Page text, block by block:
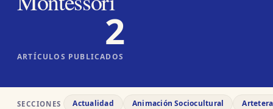
2
ARTÍCULOS PUBLICADOS
SECCIONES Actualidad Animación Sociocultural